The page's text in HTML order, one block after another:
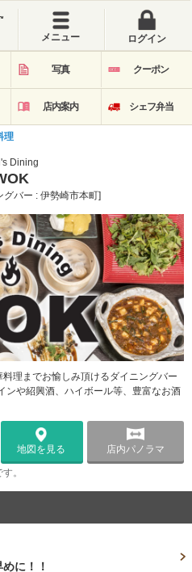
メニュー ログイン
写真 クーポン
店内案内 シェフ弁当
理
Dining
グバー : 伊勢崎市本町]
理までお愉しみ頂けるダイニングバー
ンや紹興酒、ハイボール等、豊富なお酒
地図を見る 店内パノラマ
。
に！！